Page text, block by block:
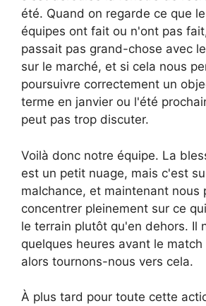
été. Quand on regarde ce que
équipes ont fait ou n'ont pas
passait pas grand-chose avec
sur le marché, et si cela nous
poursuivre correctement un
terme en janvier ou l'été
peut pas trop discuter.
Voilà donc notre équipe. La
est un petit nuage, mais c'est
malchance, et maintenant nous
concentrer pleinement sur ce
le terrain plutôt qu'en dehors. Il
quelques heures avant le
alors tournons-nous vers cela.
À plus tard pour toute cette